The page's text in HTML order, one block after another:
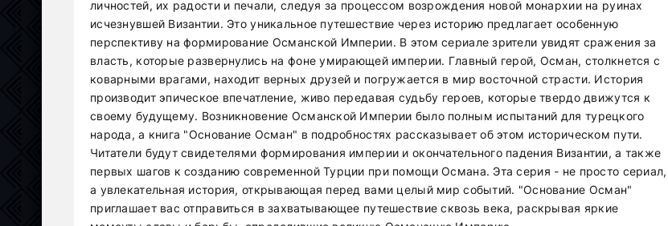
личностей, их радости и печали, следуя за процессом возрождения новой монархии на руинах
исчезнувшей Византии. Это уникальное путешествие через историю предлагает особенную
перспективу на формирование Османской Империи. В этом сериале зрители увидят сражения за
власть, которые развернулись на фоне умирающей империи. Главный герой, Осман, столкнется с
коварными врагами, находит верных друзей и погружается в мир восточной страсти. История
производит эпическое впечатление, живо передавая судьбу героев, которые твердо движутся к
своему будущему. Возникновение Османской Империи было полным испытаний для турецкого
народа, а книга "Основание Осман" в подробностях рассказывает об этом историческом пути.
Читатели будут свидетелями формирования империи и окончательного падения Византии, а также
первых шагов к созданию современной Турции при помощи Османа. Эта серия - не просто сериал,
а увлекательная история, открывающая перед вами целый мир событий. "Основание Осман"
приглашает вас отправиться в захватывающее путешествие сквозь века, раскрывая яркие